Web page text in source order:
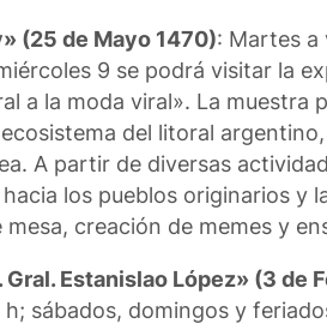
(25 de Mayo 1470): Martes a
9 se podrá visitar la
a la moda viral». La
del litoral
A partir de diversas
los pueblos originarios y
creación de memes y
Estanislao López» (3 de
sábados, domingos y